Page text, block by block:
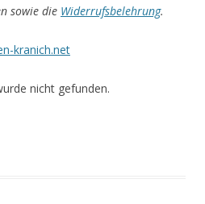
sowie die Widerrufsbelehrung.
kranich.net
nicht gefunden.